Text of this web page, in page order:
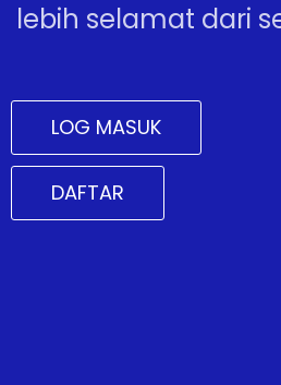
lebih selamat dari
LOG MASUK
DAFTAR